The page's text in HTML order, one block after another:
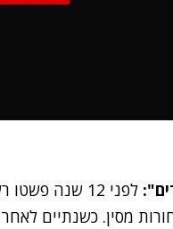
לפני 12 שנה
מסין. כשנתיים